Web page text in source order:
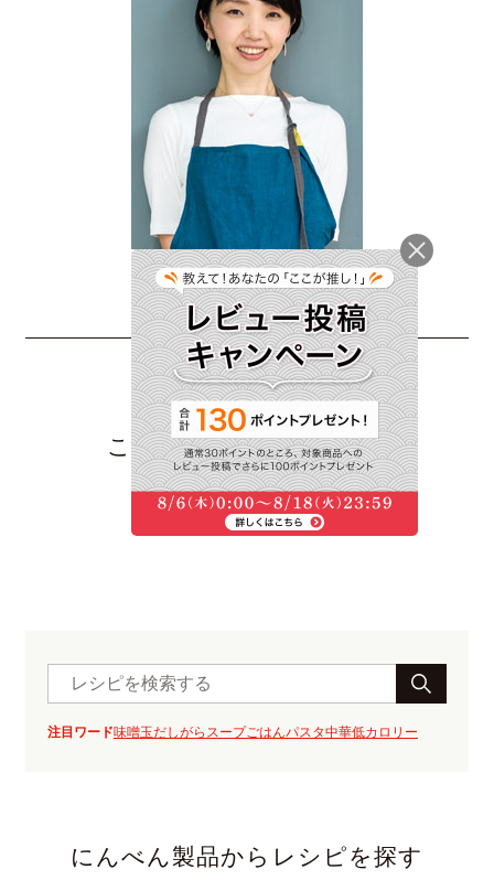
このレシピをシェアする
注目ワード味噌玉だしがら スープごはんパスタ中華低カロリー
にんべん製品からレシピを探す